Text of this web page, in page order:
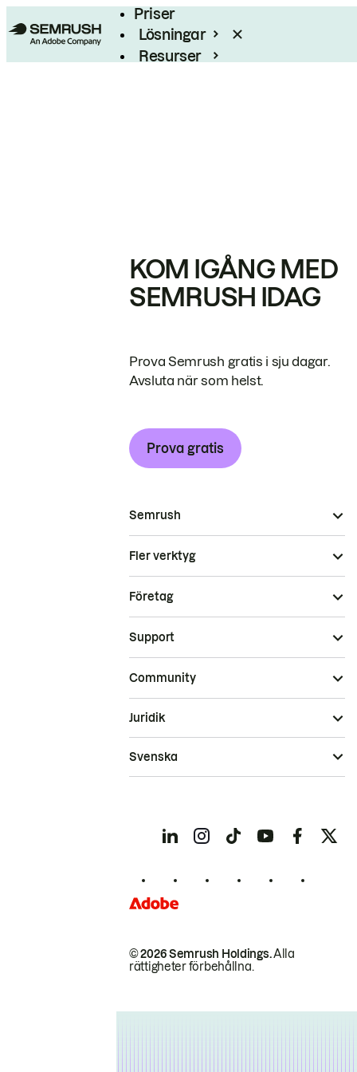
Priser
Lösningar
Resurser
KOM IGÅNG MED
SEMRUSH IDAG
Prova Semrush gratis i sju dagar.
Avsluta när som helst.
Prova gratis
Semrush
Fler verktyg
Företag
Support
Community
© 2026 Semrush Holdings.Alla
rättigheter förbehållna.
Juridik
Svenska